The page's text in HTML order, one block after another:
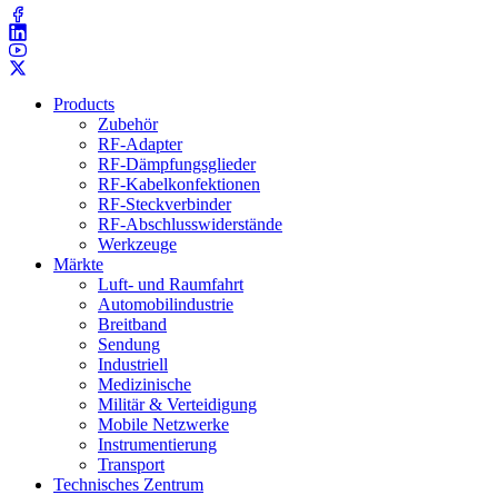
Products
Zubehör
RF-Adapter
RF-Dämpfungsglieder
RF-Kabelkonfektionen
RF-Steckverbinder
RF-Abschlusswiderstände
Werkzeuge
Märkte
Luft- und Raumfahrt
Automobilindustrie
Breitband
Sendung
Industriell
Medizinische
Militär & Verteidigung
Mobile Netzwerke
Instrumentierung
Transport
Technisches Zentrum